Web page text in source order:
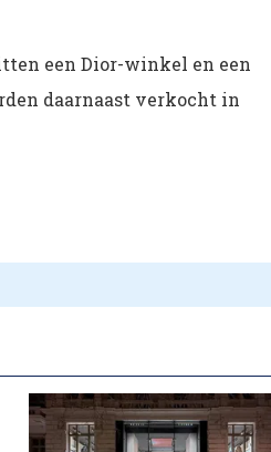
een Dior-winkel en een
daarnaast verkocht in